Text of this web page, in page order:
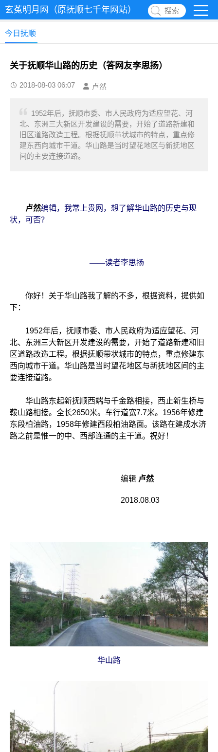
玄菟明月网（原抚顺七千年网站） 搜索
今日抚顺
关于抚顺华山路的历史（答网友李思扬）
2018-08-03 06:07 卢然
1952年后，抚顺市委、市人民政府为适应望花、河
北、东洲三大新区开发建设的需要，开始了道路新建和
旧区道路改造工程。根据抚顺带状城市的特点，重点修
建东西向城市干道。华山路是当时望花地区与新抚地区
间的主要连接道路。
卢然编辑，我常上贵网，想了解华山路的历史与现
状，可否？
——读者李思扬
你好！关于华山路我了解的不多，根据资料，提供如
下：
1952年后，抚顺市委、市人民政府为适应望花、河
北、东洲三大新区开发建设的需要，开始了道路新建和旧
区道路改造工程。根据抚顺带状城市的特点，重点修建东
西向城市干道。华山路是当时望花地区与新抚地区间的主
要连接道路。
华山路东起新抚顺西端与千金路相接，西止新生桥与
鞍山路相接。全长2650米。车行道宽7.7米。1956年修建
东段柏油路，1958年修建西段柏油路面。该路在建成水济
路之前是惟一的中、西部连通的主干道。祝好！
编辑 卢然
2018.08.03
华山路